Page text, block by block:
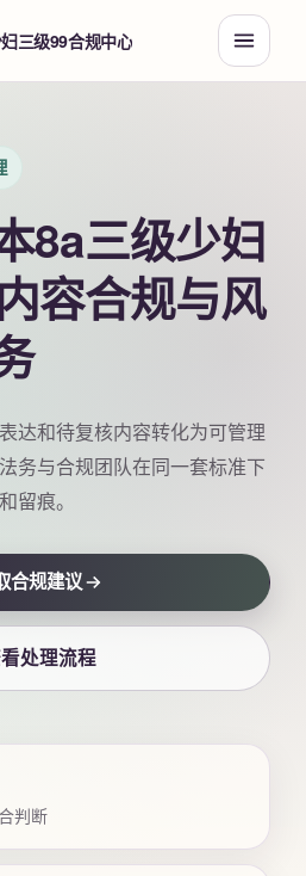
三级99合规中心
8a三级少妇
容合规与风
达和待复核内容转化为可管理
务与合规团队在同一套标准下
留痕。
合规建议
处理流程
判断